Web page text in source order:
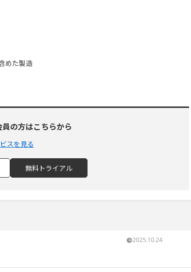
めた製造
員の方はこちらから
スを見る
無料トライアル
2025.10.24